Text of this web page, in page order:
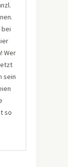
bei
Wer
sein
so